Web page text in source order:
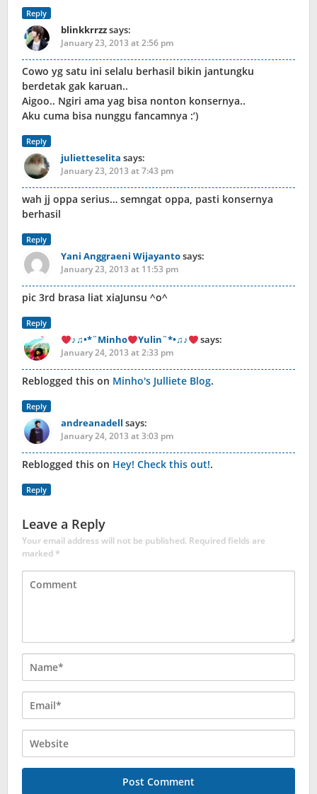
Reply
blinkkrrzzsays:
January 23, 2013 at 2:56 pm
Cowo yg satu ini selalu berhasil bikin jantungku
berdetak gak karuan..
Aigoo.. Ngiri ama yag bisa nonton konsernya..
Aku cuma bisa nunggu fancamnya :’)
Reply
julietteselita says:
January 23, 2013 at 7:43 pm
wah jj oppa serius… semngat oppa, pasti konsernya
berhasil
Reply
Yani Anggraeni Wijayantosays:
January 23, 2013 at 11:53 pm
pic 3rd brasa liat xiaJunsu ^o^
Reply
♪♫•*¨Minho Yulin¨*•♫♪ says:
January 24, 2013 at 2:33 pm
Reblogged this on Minho's Julliete Blog.
Reply
andreanadell says:
January 24, 2013 at 3:03 pm
Reblogged this on Hey! Check this out!.
Reply
Leave a Reply
Your email address will not be published. Required fields are
marked*